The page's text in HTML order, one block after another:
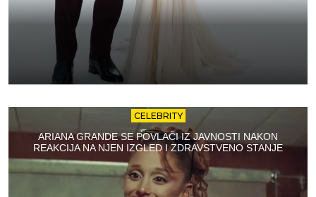
CELEBRITY
ARIANA GRANDE SE POVLAČI IZ JAVNOSTI NAKON
REAKCIJA NA NJEN IZGLED I ZDRAVSTVENO STANJE